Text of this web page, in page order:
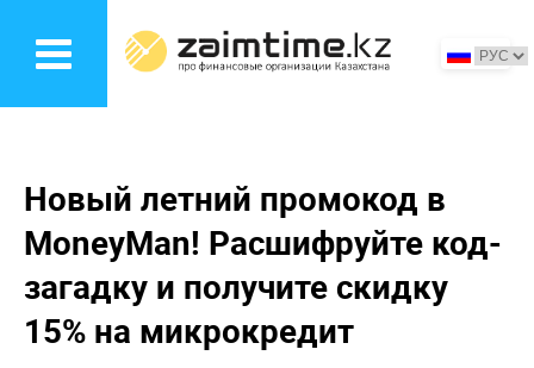
основному
Новый летний промокод в
MoneyMan! Расшифруйте код-
загадку и получите скидку
15% на микрокредит